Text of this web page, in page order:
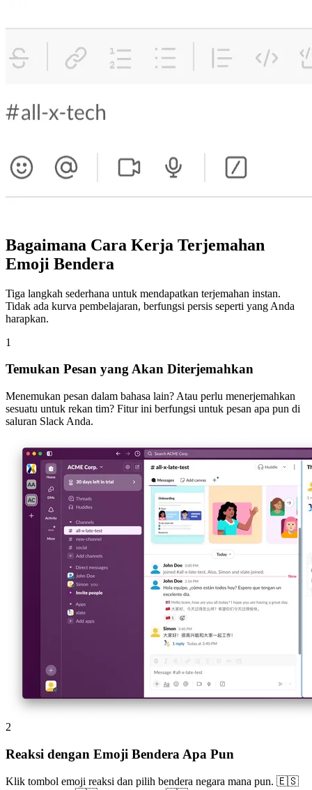
Bagaimana Cara Kerja Terjemahan
Emoji Bendera
Tiga langkah sederhana untuk mendapatkan terjemahan instan.
Tidak ada kurva pembelajaran, berfungsi persis seperti yang Anda
harapkan.
1
Temukan Pesan yang Akan Diterjemahkan
Menemukan pesan dalam bahasa lain? Atau perlu menerjemahkan
sesuatu untuk rekan tim? Fitur ini berfungsi untuk pesan apa pun di
saluran Slack Anda.
2
Reaksi dengan Emoji Bendera Apa Pun
Klik tombol emoji reaksi dan pilih bendera negara mana pun. 🇪🇸